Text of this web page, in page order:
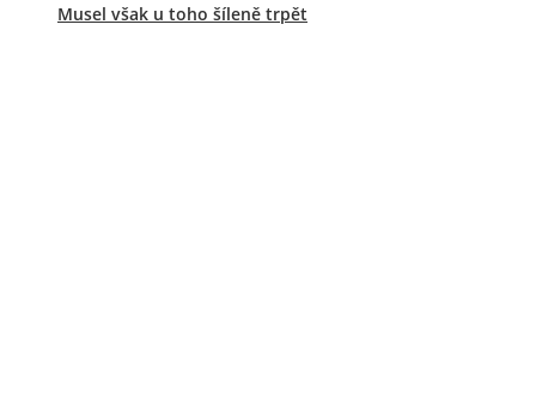
Musel však u toho šíleně trpět